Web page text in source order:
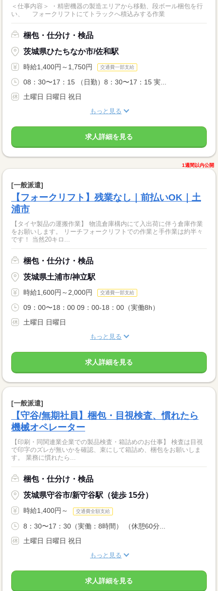
＜仕事内容＞ ・精密機器の製造エリアから移動、段ボール梱包を行
い、 フォークリフトにてトラックへ積込みする作業
梱包・仕分け・検品
茨城県ひたちなか市/佐和駅
時給1,400円～1,750円 交通費一部支給
08：30〜17：15 （日勤）8：30〜17：15 実...
土曜日 日曜日 祝日
もっと見る
求人詳細を見る
1週間以内公開
[一般派遣]
【フォークリフト】残業なし｜前払いOK｜土
浦市
【タイヤ製品の運搬作業】 物流倉庫構内にて入出荷に伴う倉庫作業
をお願いします。 リーチフォークリフトでの作業と手作業は約半々
です！ 当然20キロ...
梱包・仕分け・検品
茨城県土浦市/神立駅
時給1,600円～2,000円 交通費一部支給
09：00〜18：00 09：00-18：00（実働8h）
土曜日 日曜日
もっと見る
求人詳細を見る
[一般派遣]
【守谷/無期社員】梱包・目視検査、慣れたら
機械オペレーター
【印刷・同関連業企業での製品検査・箱詰めのお仕事】 検査は目視
で印字のズレが無いかを確認、束にして箱詰め、梱包をお願いしま
す。 業務に慣れたら...
梱包・仕分け・検品
茨城県守谷市/新守谷駅（徒歩 15分）
時給1,400円～ 交通費全額支給
8：30〜17：30（実働：8時間） （休憩60分...
土曜日 日曜日 祝日
もっと見る
求人詳細を見る